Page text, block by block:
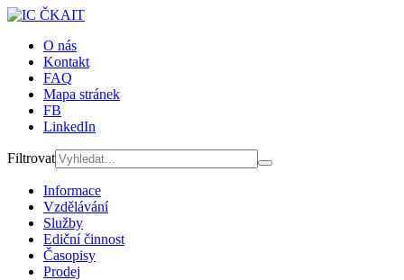
O nás
Kontakt
FAQ
Mapa stránek
FB
LinkedIn
Filtrovat
Informace
Vzdělávání
Služby
Ediční činnost
Časopisy
Prodej